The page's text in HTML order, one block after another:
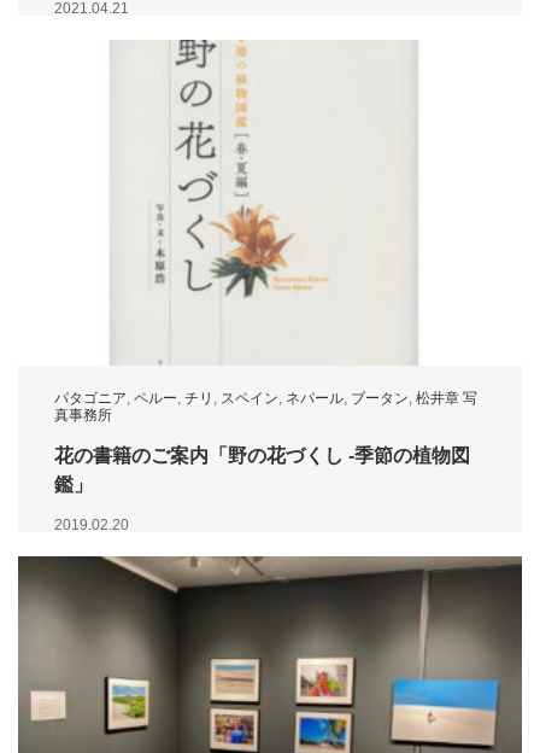
2021.04.21
パタゴニア, ペルー, チリ , スペイン, ネパール, ブータン, 松井章 写
真事務所
花の書籍のご案内「野の花づくし -季節の植物図
鑑」
2019.02.20